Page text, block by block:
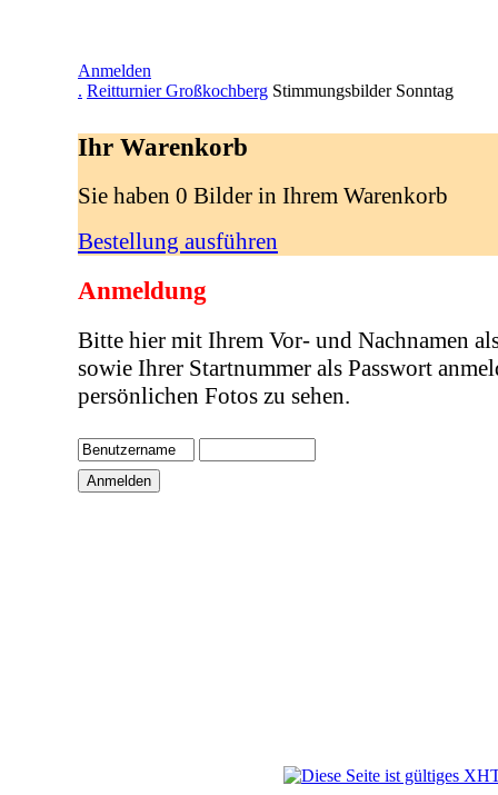
Anmelden
. Reitturnier Großkochberg Stimmungsbilder Sonntag
Ihr Warenkorb
Sie haben 0 Bilder in Ihrem Warenkorb
Bestellung ausführen
Anmeldung
Bitte hier mit Ihrem Vor- und Nachnamen
sowie Ihrer Startnummer als Passwort
persönlichen Fotos zu sehen.